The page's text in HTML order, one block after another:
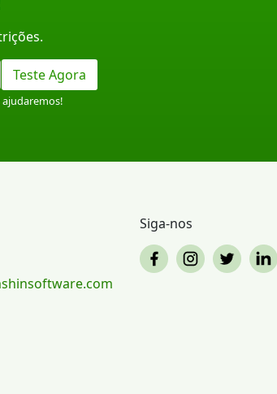
Teste Agora
Siga-nos